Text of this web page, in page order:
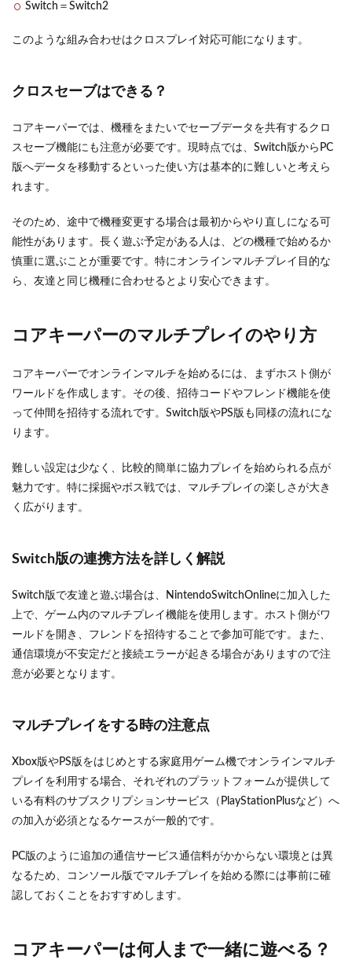
Switch＝Switch2
このような組み合わせはクロスプレイ対応可能になります。
クロスセーブはできる？
コアキーパーでは、機種をまたいでセーブデータを共有するクロ
スセーブ機能にも注意が必要です。現時点では、Switch版からPC
版へデータを移動するといった使い方は基本的に難しいと考えら
れます。
そのため、途中で機種変更する場合は最初からやり直しになる可
能性があります。長く遊ぶ予定がある人は、どの機種で始めるか
慎重に選ぶことが重要です。特にオンラインマルチプレイ目的な
ら、友達と同じ機種に合わせるとより安心できます。
コアキーパーのマルチプレイのやり方
コアキーパーでオンラインマルチを始めるには、まずホスト側が
ワールドを作成します。その後、招待コードやフレンド機能を使
って仲間を招待する流れです。Switch版やPS版も同様の流れにな
ります。
難しい設定は少なく、比較的簡単に協力プレイを始められる点が
魅力です。特に採掘やボス戦では、マルチプレイの楽しさが大き
く広がります。
Switch版の連携方法を詳しく解説
Switch版で友達と遊ぶ場合は、NintendoSwitchOnlineに加入した
上で、ゲーム内のマルチプレイ機能を使用します。ホスト側がワ
ールドを開き、フレンドを招待することで参加可能です。また、
通信環境が不安定だと接続エラーが起きる場合がありますので注
意が必要となります。
マルチプレイをする時の注意点
Xbox版やPS版をはじめとする家庭用ゲーム機でオンラインマルチ
プレイを利用する場合、それぞれのプラットフォームが提供して
いる有料のサブスクリプションサービス（PlayStationPlusなど）へ
の加入が必須となるケースが一般的です。
PC版のように追加の通信サービス通信料がかからない環境とは異
なるため、コンソール版でマルチプレイを始める際には事前に確
認しておくことをおすすめします。
コアキーパーは何人まで一緒に遊べる？